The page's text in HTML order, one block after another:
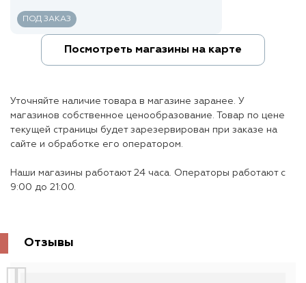
ПОД ЗАКАЗ
Посмотреть магазины на карте
Уточняйте наличие товара в магазине заранее. У
магазинов собственное ценообразование. Товар по цене
текущей страницы будет зарезервирован при заказе на
сайте и обработке его оператором.
Наши магазины работают 24 часа. Операторы работают с
9:00 до 21:00.
Отзывы